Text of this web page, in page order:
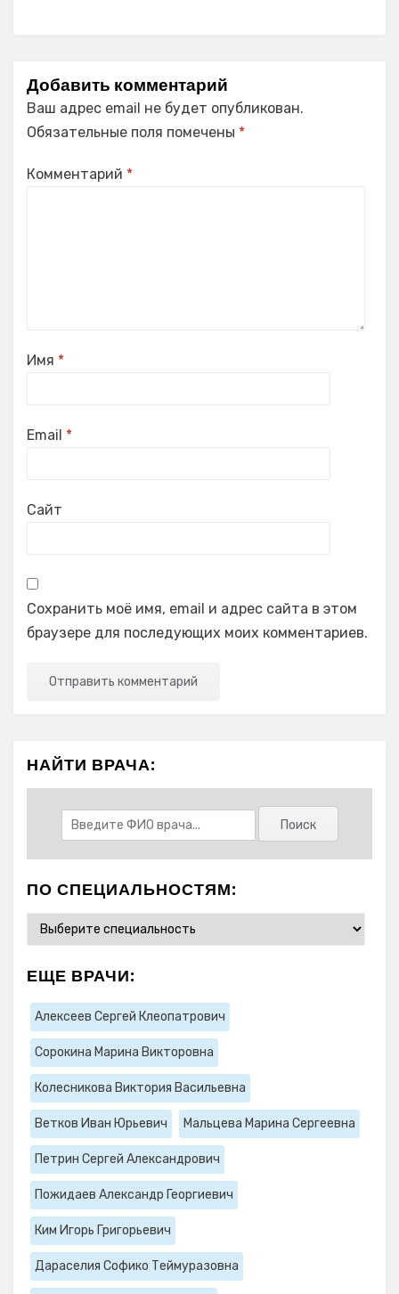
Добавить комментарий
Ваш адрес email не будет опубликован.
Обязательные поля помечены *
Комментарий *
Имя *
Email *
Сайт
Сохранить моё имя, email и адрес сайта в этом
браузере для последующих моих комментариев.
НАЙТИ ВРАЧА:
ПО СПЕЦИАЛЬНОСТЯМ:
ЕЩЕ ВРАЧИ:
Алексеев Сергей Клеопатрович
Сорокина Марина Викторовна
Колесникова Виктория Васильевна
Ветков Иван Юрьевич Мальцева Марина Сергеевна
Петрин Сергей Александрович
Пожидаев Александр Георгиевич
Ким Игорь Григорьевич
Дараселия Софико Теймуразовна